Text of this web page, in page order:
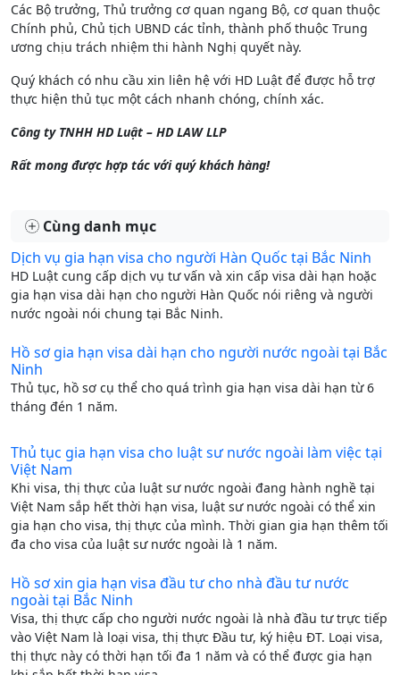
Các Bộ trưởng, Thủ trưởng cơ quan ngang Bộ, cơ quan thuộc
Chính phủ, Chủ tịch UBND các tỉnh, thành phố thuộc Trung
ương chịu trách nhiệm thi hành Nghị quyết này.
Quý khách có nhu cầu xin liên hệ với HD Luật để được hỗ trợ
thực hiện thủ tục một cách nhanh chóng, chính xác.
Công ty TNHH HD Luật – HD LAW LLP
Rất mong được hợp tác với quý khách hàng!
Cùng danh mục
Dịch vụ gia hạn visa cho người Hàn Quốc tại Bắc Ninh
HD Luật cung cấp dịch vụ tư vấn và xin cấp visa dài hạn hoặc
gia hạn visa dài hạn cho người Hàn Quốc nói riêng và người
nước ngoài nói chung tại Bắc Ninh.
Hồ sơ gia hạn visa dài hạn cho người nước ngoài tại Bắc
Ninh
Thủ tục, hồ sơ cụ thể cho quá trình gia hạn visa dài hạn từ 6
tháng đén 1 năm.
Thủ tục gia hạn visa cho luật sư nước ngoài làm việc tại
Việt Nam
Khi visa, thị thực của luật sư nước ngoài đang hành nghề tại
Việt Nam sắp hết thời hạn visa, luật sư nước ngoài có thể xin
gia hạn cho visa, thị thực của mình. Thời gian gia hạn thêm tối
đa cho visa của luật sư nước ngoài là 1 năm.
Hồ sơ xin gia hạn visa đầu tư cho nhà đầu tư nước
ngoài tại Bắc Ninh
Visa, thị thực cấp cho người nước ngoài là nhà đầu tư trực tiếp
vào Việt Nam là loại visa, thị thực Đầu tư, ký hiệu ĐT. Loại visa,
thị thực này có thời hạn tối đa 1 năm và có thể được gia hạn